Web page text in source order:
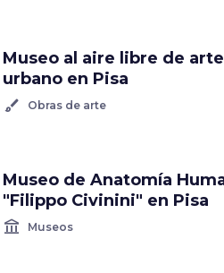
Museo al aire libre de arte
urbano en Pisa
brush Obras de arte
Museo de Anatomía
"Filippo Civinini" en Pisa
account_balance Museos